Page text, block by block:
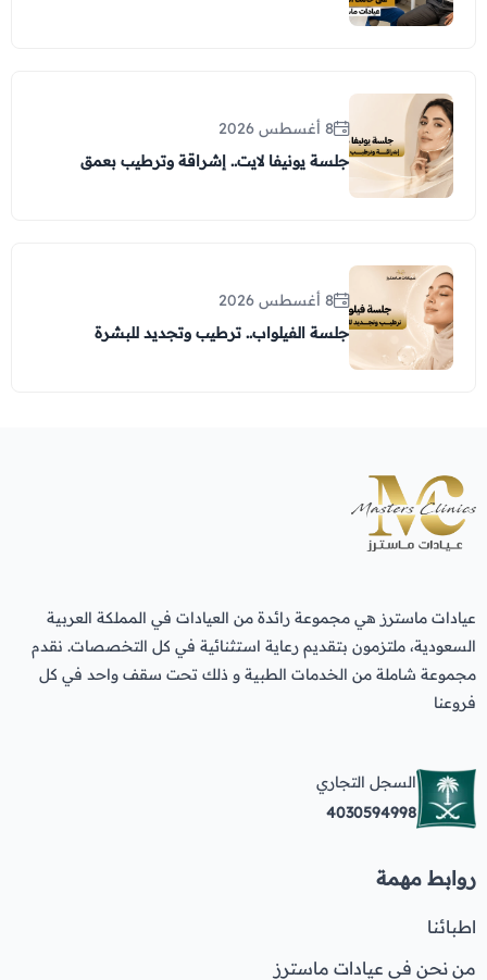
8 أغسطس 2026
جلسة يونيفا لايت.. إشراقة وترطيب بعمق
8 أغسطس 2026
جلسة الفيلواب.. ترطيب وتجديد للبشرة
عيادات ماسترز هي مجموعة رائدة من العيادات في المملكة العربية
السعودية، ملتزمون بتقديم رعاية استثنائية في كل التخصصات. نقدم
مجموعة شاملة من الخدمات الطبية و ذلك تحت سقف واحد في كل
فروعنا
السجل التجاري
4030594998
روابط مهمة
اطبائنا
من نحن في عيادات ماسترز